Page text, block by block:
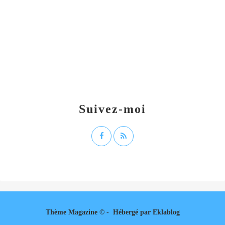
Suivez-moi
Thème Magazine © - Hébergé par Eklablog